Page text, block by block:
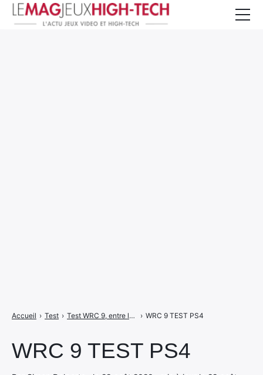
WRC 9 TEST PS4
Accueil › Test › Test WRC 9, entre le bon et le manque d'évolution › WRC 9 TEST PS4